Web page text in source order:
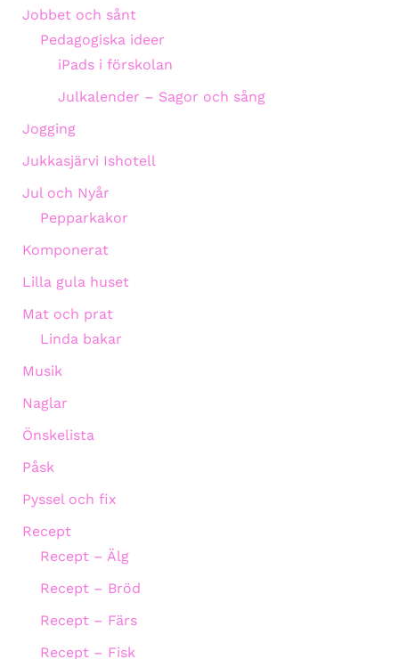
Jobbet och sånt
Pedagogiska ideer
iPads i förskolan
Julkalender – Sagor och sång
Jogging
Jukkasjärvi Ishotell
Jul och Nyår
Pepparkakor
Komponerat
Lilla gula huset
Mat och prat
Linda bakar
Musik
Naglar
Önskelista
Påsk
Pyssel och fix
Recept
Recept – Älg
Recept – Bröd
Recept – Färs
Recept – Fisk